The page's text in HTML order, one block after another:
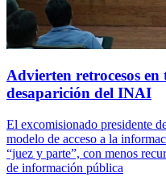
Advierten retrocesos
desaparición del INAI
El excomisionado presidente
modelo de acceso a la
“juez y parte”, con menos
de información pública